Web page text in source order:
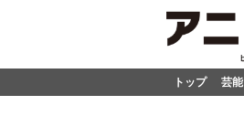
トップ 芸能